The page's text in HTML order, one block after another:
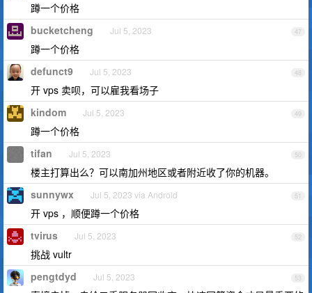
蹲一个价格
47
bucketcheng Jul 5, 2023
蹲一个价格
48
defunct9 Jul 5, 2023
开 vps 卖呗，可以雇我看场子
49
kindom Jul 5, 2023
蹲一个价格
50
tifan Jul 5, 2023
楼主打算出么？可以南加州地区或者附近收了你的机器。
51
sunnywx Jul 5, 2023 via Android
开 vps ，顺便蹲一个价格
52
tvirus Jul 5, 2023
挑战 vultr
53
pengtdyd Jul 5, 2023